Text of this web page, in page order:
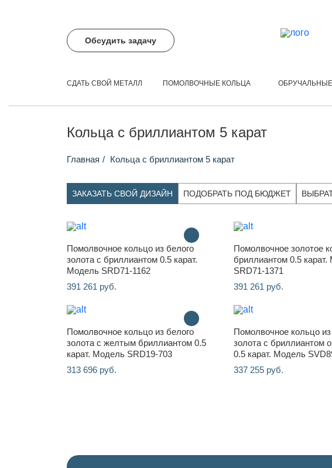
Обсудить задачу
СДАТЬ СВОЙ МЕТАЛЛ ПОМОЛВОЧНЫЕ КОЛЬЦА
Кольца с бриллиантом 5 карат
Главная Кольца с бриллиантом 5 карат
ЗАКАЗАТЬ СВОЙ ДИЗАЙН ПОДОБРАТЬ ПОД БЮДЖЕТ
Помолвочное кольцо из белого
золота с бриллиантом 0.5 карат.
Модель SRD71-1162
391 261 руб.
Помолвочное золотое
бриллиантом 0.5
SRD71-1371
391 261 руб.
Помолвочное кольцо из белого
золота с желтым бриллиантом 0.5
карат. Модель SRD19-703
313 696 руб.
Помолвочное кольцо из
золота с бриллиантом
0.5 карат. Модель
337 255 руб.